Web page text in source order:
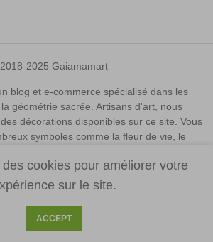
2018-2025 Gaiamamart
blog et e-commerce spécialisé dans les
géométrie sacrée. Artisans d'art, nous
décorations disponibles sur ce site. Vous
symboles comme la fleur de vie, le
bouddha, le merkaba, les chakras, la graine
bien d'autres. Toutes les décorations sont
soin et amour dans le but de maximiser
cookies pour améliorer votre
sur le site.
ACCEPT